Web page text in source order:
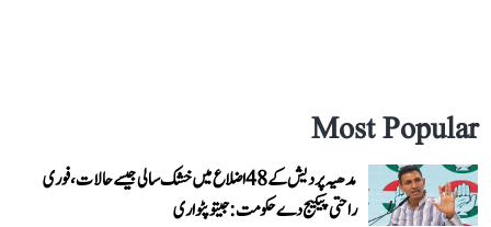
Most Popular
مدھیہ پردیش کے 48 اضلاع میں خشک سالی جیسے حالات، فوری
راحتی پیکیج دے حکومت: جیتو پٹواری